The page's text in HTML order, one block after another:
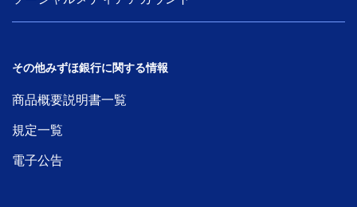
その他みずほ銀行に関する情報
商品概要説明書一覧
規定一覧
電子公告